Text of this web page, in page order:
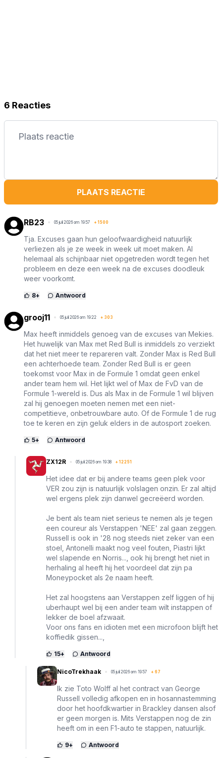
6 Reacties
PLAATS REACTIE
RB23 05 juli 2026 om 19:57 + 1500
Tja. Excuses gaan hun geloofwaardigheid natuurlijk
verliezen als je ze week in week uit moet maken. Al
helemaal als schijnbaar niet opgetreden wordt tegen het
probleem en deze een week na de excuses doodleuk
weer voorkomt.
8+ Antwoord
grooj11 05 juli 2026 om 19:22 + 303
Max heeft inmiddels genoeg van de excuses van Mekies.
Het huwelijk van Max met Red Bull is inmiddels zo verziekt
dat het niet meer te repareren valt. Zonder Max is Red Bull
een achterhoede team. Zonder Red Bull is er geen
toekomst voor Max in de Formule 1 omdat geen enkel
ander team hem wil. Het lijkt wel of Max de FvD van de
Formule 1-wereld is. Dus als Max in de Formule 1 wil blijven
zal hij genoegen moeten nemen met een niet-
competitieve, onbetrouwbare auto. Of de Formule 1 de rug
toe te keren en zijn geluk elders in de autosport zoeken.
5+ Antwoord
ZX12R 05 juli 2026 om 19:38 + 12251
Het idee dat er bij andere teams geen plek voor
VER zou zijn is natuurlijk volslagen onzin. Er zal altijd
wel ergens plek zijn danwel gecreëerd worden.
Je bent als team niet serieus te nemen als je tegen
een coureur als Verstappen 'NEE' zal gaan zeggen.
Russell is ook in '28 nog steeds niet zeker van een
stoel, Antonelli maakt nog veel fouten, Piastri lijkt
wel slapende en Norris..., ook hij brengt het niet in
herhaling al heeft hij het voordeel dat zijn pa
Moneypocket als 2e naam heeft.
Het zal hoogstens aan Verstappen zelf liggen of hij
uberhaupt wel bij een ander team wilt instappen of
lekker de boel afzwaait.
Voor ons fans en idioten met een microfoon blijft het
koffiedik gissen...,
15+ Antwoord
NicoTrekhaak 05 juli 2026 om 19:57 + 67
Ik zie Toto Wolff al het contract van George
Russell volledig afkopen en in hosannastemming
door het hoofdkwartier in Brackley dansen alsof
er geen morgen is. Mits Verstappen nog de zin
heeft om in een F1-auto te stappen, natuurlijk.
9+ Antwoord